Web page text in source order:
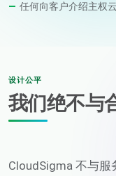
任何向客户介绍主权
设计公平
我们绝不与
CloudSigma 不与